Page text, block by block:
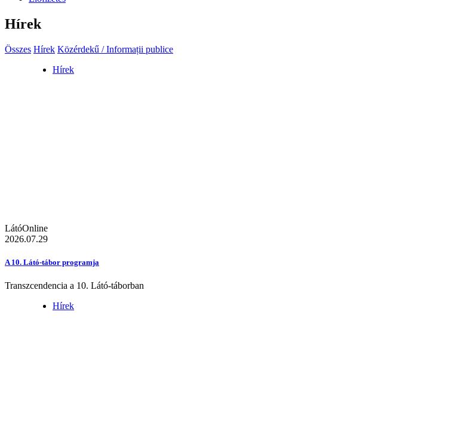
Hírek
Összes Hírek Közérdekű / Informații publice
Hírek
LátóOnline
2026.07.29
A 10. Látó-tábor programja
Transzcendencia a 10. Látó-táborban
Hírek